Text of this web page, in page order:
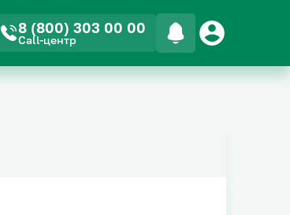
8 (800) 303 00 00
Call-центр